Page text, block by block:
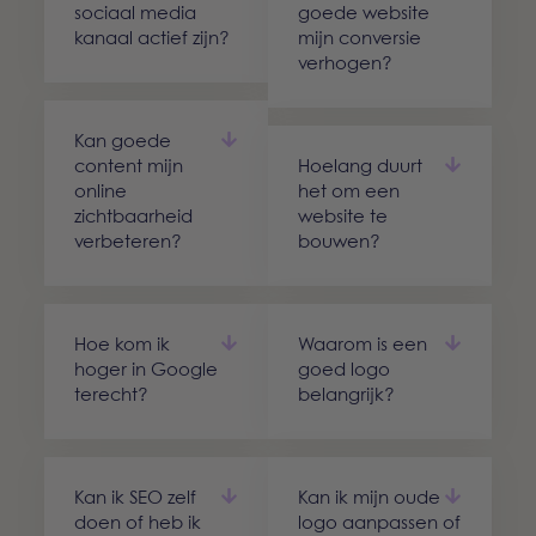
sociaal media
kanaal actief zijn?
Kan goede
content mijn
online
zichtbaarheid
verbeteren?
Hoe kom ik
hoger in Google
terecht?
Kan ik SEO zelf
doen of heb ik
goede website
mijn conversie
verhogen?
Hoelang duurt
het om een
website te
bouwen?
Waarom is een
goed logo
belangrijk?
Kan ik mijn oude
logo aanpassen of